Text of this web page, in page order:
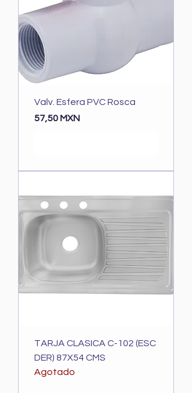
Valv. Esfera PVC Rosca
Precio
57,50 MXN
TARJA CLASICA C-102 (ESC
DER) 87X54 CMS
Agotado